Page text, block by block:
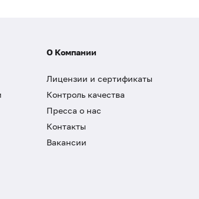
О Компании
Лицензии и сертификаты
Контроль качества
Пресса о нас
Контакты
Вакансии